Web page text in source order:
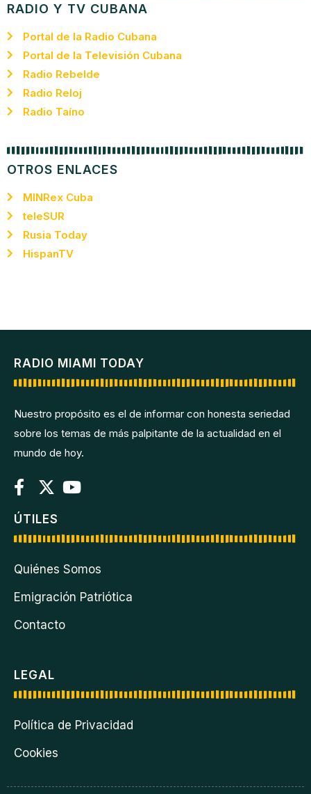
RADIO Y TV CUBANA
Portal de la Radio Cubana
Portal de la Televisión Cubana
Radio Rebelde
Radio Reloj
Radio Taíno
OTROS ENLACES
MINRex Cuba
teleSUR
Rusia Today
HispanTV
RADIO MIAMI TODAY
Nuestro propósito es el de informar con honesta seriedad
sobre los temas de más palpitante de la actualidad en el
mundo de hoy.
ÚTILES
Quiénes Somos
Emigración Patriótica
Contacto
LEGAL
Política de Privacidad
Cookies